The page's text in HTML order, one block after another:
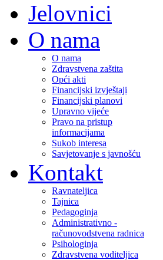
Jelovnici
O nama
O nama
Zdravstvena zaštita
Opći akti
Financijski izvještaji
Financijski planovi
Upravno vijeće
Pravo na pristup
informacijama
Sukob interesa
Savjetovanje s javnošću
Kontakt
Ravnateljica
Tajnica
Pedagoginja
Administrativno -
računovodstvena radnica
Psihologinja
Zdravstvena voditeljica